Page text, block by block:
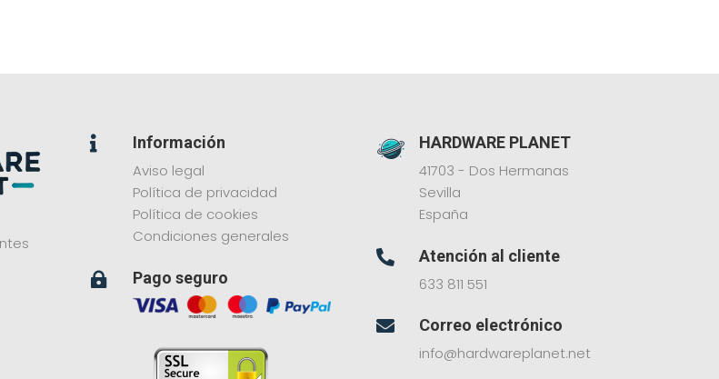

Información
Aviso legal
Política de privacidad
Política de cookies
Condiciones generales
 Pago seguro
HARDWARE PLANET
41703 - Dos Hermanas
Sevilla
España

Atención al cliente
633 811 551

Correo electrónico
info@hardwareplanet.net